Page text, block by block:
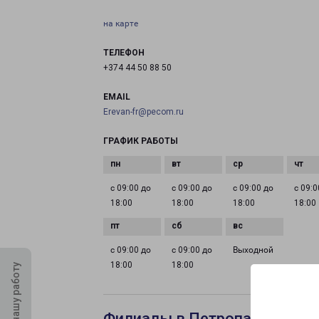
на карте
ТЕЛЕФОН
+374 44 50 88 50
EMAIL
Erevan-fr@pecom.ru
ГРАФИК РАБОТЫ
с 09:00 до
18:00
с 09:00 до
18:00
с 09:00 до
18:00
с
18:00
с 09:00 до
18:00
с 09:00 до
18:00
Выходной